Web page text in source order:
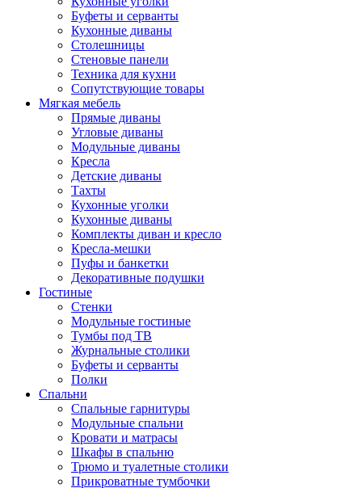
Буфеты и серванты
Кухонные диваны
Столешницы
Стеновые панели
Техника для кухни
Сопутствующие товары
Мягкая мебель
Прямые диваны
Угловые диваны
Модульные диваны
Кресла
Детские диваны
Тахты
Кухонные уголки
Кухонные диваны
Комплекты диван и кресло
Кресла-мешки
Пуфы и банкетки
Декоративные подушки
Гостиные
Стенки
Модульные гостиные
Тумбы под ТВ
Журнальные столики
Буфеты и серванты
Полки
Спальни
Спальные гарнитуры
Модульные спальни
Кровати и матрасы
Шкафы в спальню
Трюмо и туалетные столики
Прикроватные тумбочки